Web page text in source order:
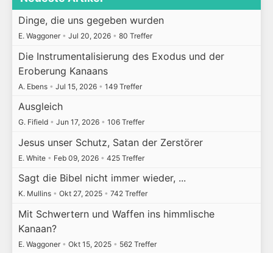
Dinge, die uns gegeben wurden
E. Waggoner • Jul 20, 2026 • 80 Treffer
Die Instrumentalisierung des Exodus und der
Eroberung Kanaans
A. Ebens • Jul 15, 2026 • 149 Treffer
Ausgleich
G. Fifield • Jun 17, 2026 • 106 Treffer
Jesus unser Schutz, Satan der Zerstörer
E. White • Feb 09, 2026 • 425 Treffer
Sagt die Bibel nicht immer wieder, ...
K. Mullins • Okt 27, 2025 • 742 Treffer
Mit Schwertern und Waffen ins himmlische
Kanaan?
E. Waggoner • Okt 15, 2025 • 562 Treffer